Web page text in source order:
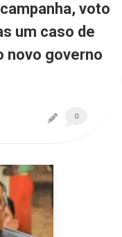
voto
um caso de
novo governo
0